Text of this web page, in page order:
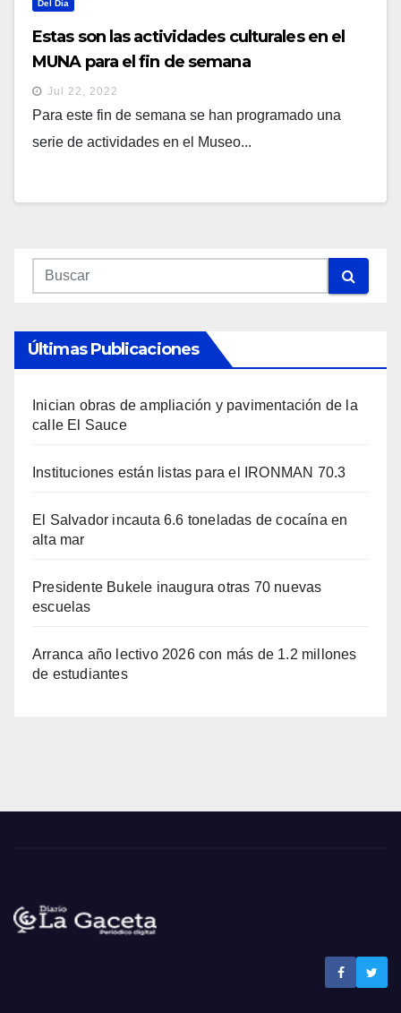
Del Día
Estas son las actividades culturales en el
MUNA para el fin de semana
Jul 22, 2022
Para este fin de semana se han programado una
serie de actividades en el Museo...
Últimas Publicaciones
Inician obras de ampliación y pavimentación de la
calle El Sauce
Instituciones están listas para el IRONMAN 70.3
El Salvador incauta 6.6 toneladas de cocaína en
alta mar
Presidente Bukele inaugura otras 70 nuevas
escuelas
Arranca año lectivo 2026 con más de 1.2 millones
de estudiantes